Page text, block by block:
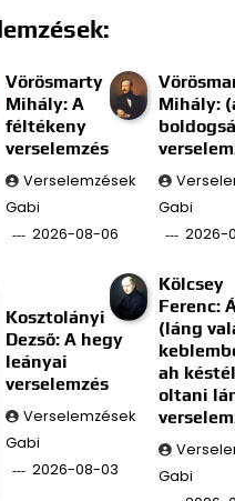
Vörösmarty
Mihály: A
féltékeny
verselemzés
Verselemzések
Gabi
2026-08-06
Mihály:
Gabi
2026-
Kosztolányi
Dezső: A hegy
leányai
verselemzés
Verselemzések
Gabi
2026-08-03
Kölcsey
Ferenc:
(láng
ah késtél
oltani
Gabi